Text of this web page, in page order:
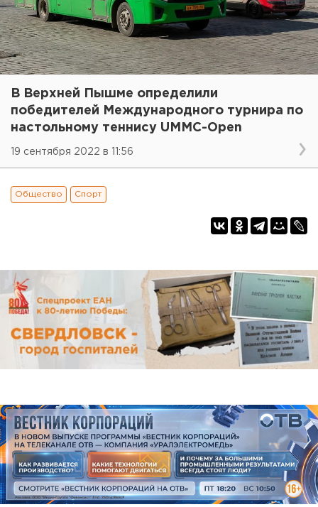
В Верхней Пышме определили
победителей Международного турнира по
настольному теннису UMMC-Open
19 сентября 2022 в 11:56
Общество Спорт